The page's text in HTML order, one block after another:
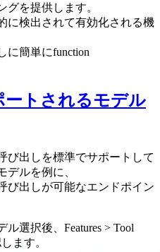
グを提供します。
に検出されて有効化される機
に簡単にfunction
ートされるモデル
び出しを標準でサポートして
デルを例に、
び出しが可能なエンドポイン
ル選択後、Features > Tool
ます。